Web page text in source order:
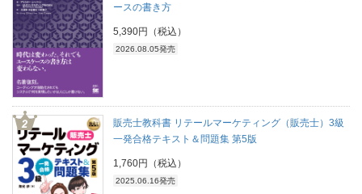
ースの書き方
5,390円（税込）
2026.08.05発売
販売士教科書 リテールマーケティング（販売士）3級
一発合格テキスト＆問題集 第5版
1,760円（税込）
2025.06.16発売